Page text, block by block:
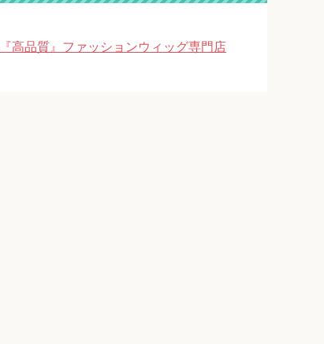
『高品質』ファッションウィッグ専門店